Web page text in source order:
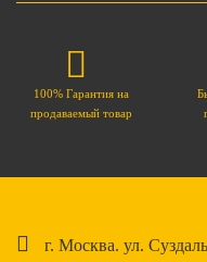
100% Гарантия на
продаваемый товар
г. Москва. ул.